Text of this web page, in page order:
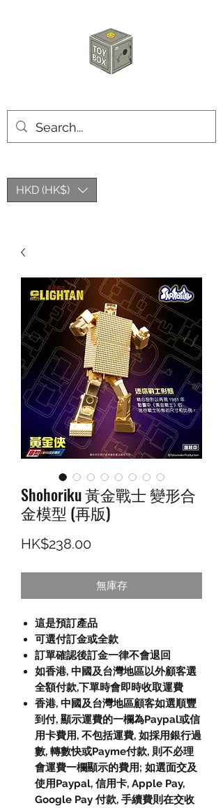
HKD (HK$)
Shohoriku 黃金戰士 變形合
金模型 (再版)
HK$238.00價格
無庫存
這是預訂產品
可選付訂金或全款
訂單確認後訂金一律不會退回
如香港, 中國及台灣地區以外顧客選
全額付款,下單時會即時收取運費
香港, 中國及台灣地區顧客如選順豐
到付, 顯示運費的一欄為Paypal或信
用卡費用, 不包括運費, 如採用銀行過
數, 轉數快或Payme付款, 則不必理
會運費一欄顯示的費用; 如選面交及
使用Paypal, 信用卡, Apple Pay,
Google Pay 付款, 手續費則在交收